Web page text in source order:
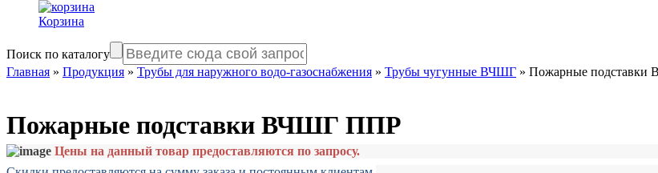
Корзина
Поиск по каталогу
Главная » Продукция » Трубы для наружного водо-газоснабжения » Трубы чугунные ВЧШГ » Пожарные
Пожарные подставки ВЧШГ ППР
Цены на данный товар предоставляются по запросу.